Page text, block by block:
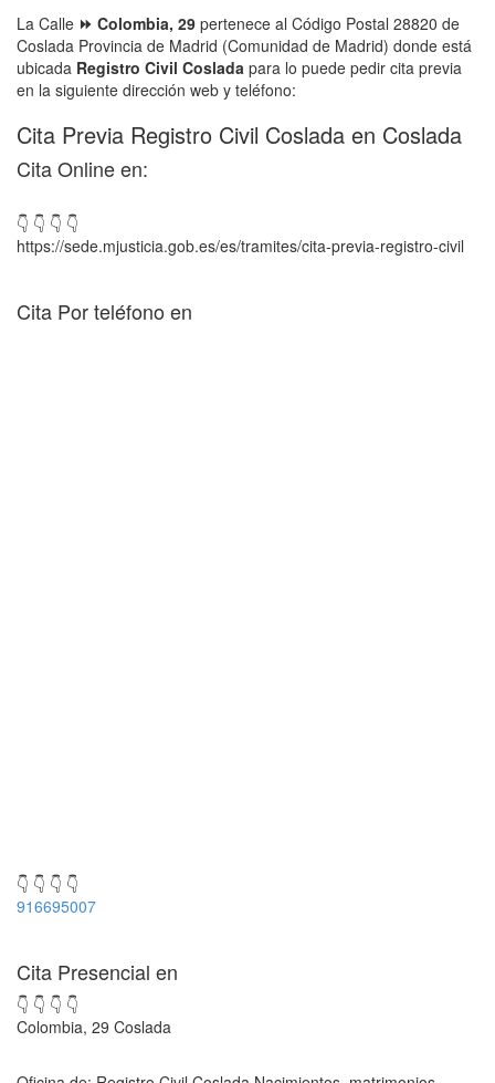
La Calle ⏩ Colombia, 29 pertenece al Código Postal 28820 de
Coslada Provincia de Madrid (Comunidad de Madrid) donde está
ubicada Registro Civil Coslada para lo puede pedir cita previa
en la siguiente dirección web y teléfono:
Cita Previa Registro Civil Coslada en Coslada
Cita Online en:
👇 👇 👇 👇
https://sede.mjusticia.gob.es/es/tramites/cita-previa-registro-civil
Cita Por teléfono en
👇 👇 👇 👇
916695007
Cita Presencial en
👇 👇 👇 👇
Colombia, 29 Coslada